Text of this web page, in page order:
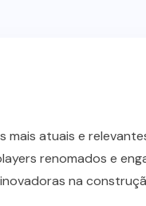
mais atuais e
renomados e
na